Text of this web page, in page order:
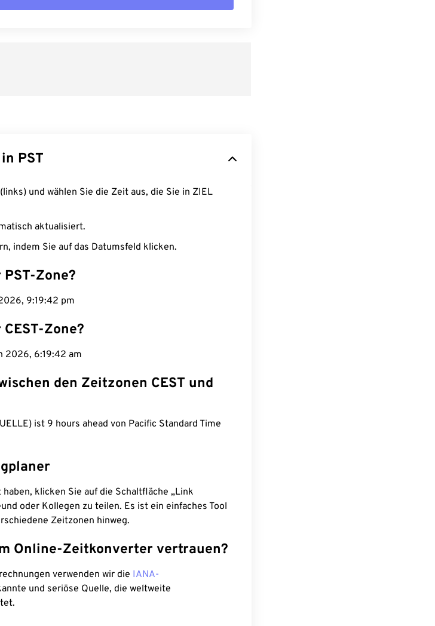
PST
und wählen Sie die Zeit aus, die Sie in ZIEL
aktualisiert.
indem Sie auf das Datumsfeld klicken.
Zone?
9:19:43 pm
Zone?
2026, 6:19:43 am
den Zeitzonen CEST und
ist 9 hours ahead von Pacific Standard Time
klicken Sie auf die Schaltfläche „Link
oder Kollegen zu teilen. Es ist ein einfaches Tool
Zeitzonen hinweg.
Online-Zeitkonverter vertrauen?
verwenden wir die IANA-
und seriöse Quelle, die weltweite